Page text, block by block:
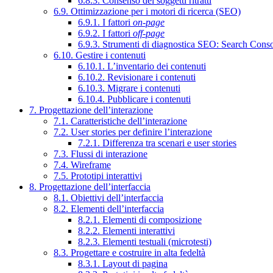
6.9. Ottimizzazione per i motori di ricerca (SEO)
6.9.1. I fattori on-page
6.9.2. I fattori off-page
6.9.3. Strumenti di diagnostica SEO: Search
6.10. Gestire i contenuti
6.10.1. L’inventario dei contenuti
6.10.2. Revisionare i contenuti
6.10.3. Migrare i contenuti
6.10.4. Pubblicare i contenuti
7. Progettazione dell’interazione
7.1. Caratteristiche dell’interazione
7.2. User stories per definire l’interazione
7.2.1. Differenza tra scenari e user stories
7.3. Flussi di interazione
7.4. Wireframe
7.5. Prototipi interattivi
8. Progettazione dell’interfaccia
8.1. Obiettivi dell’interfaccia
8.2. Elementi dell’interfaccia
8.2.1. Elementi di composizione
8.2.2. Elementi interattivi
8.2.3. Elementi testuali (microtesti)
8.3. Progettare e costruire in alta fedeltà
8.3.1. Layout di pagina